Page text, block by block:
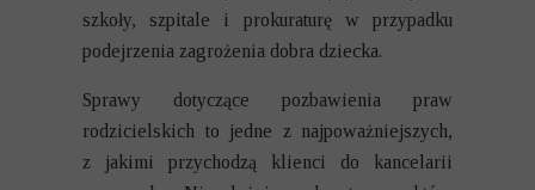
szkoły, szpitale i prokuraturę w przypadku
podejrzenia zagrożenia dobra dziecka.
Sprawy dotyczące pozbawienia praw
rodzicielskich to jedne z najpoważniejszych,
z jakimi przychodzą klienci do kancelarii